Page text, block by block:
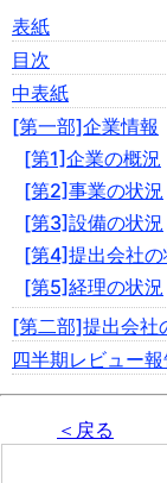
表紙
目次
中表紙
[第一部]企業情報
[第1]企業の概況
[第2]事業の状況
[第3]設備の状況
[第4]提出会社の
[第5]経理の状況
[第二部]提出会社
四半期レビュー
＜戻る